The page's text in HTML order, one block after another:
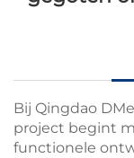
Bij Qingdao
project begint
functionele